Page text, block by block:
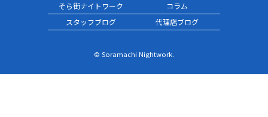
そら街ナイトワーク
コラム
スタッフブログ
代理店ブログ
© Soramachi Nightwork.